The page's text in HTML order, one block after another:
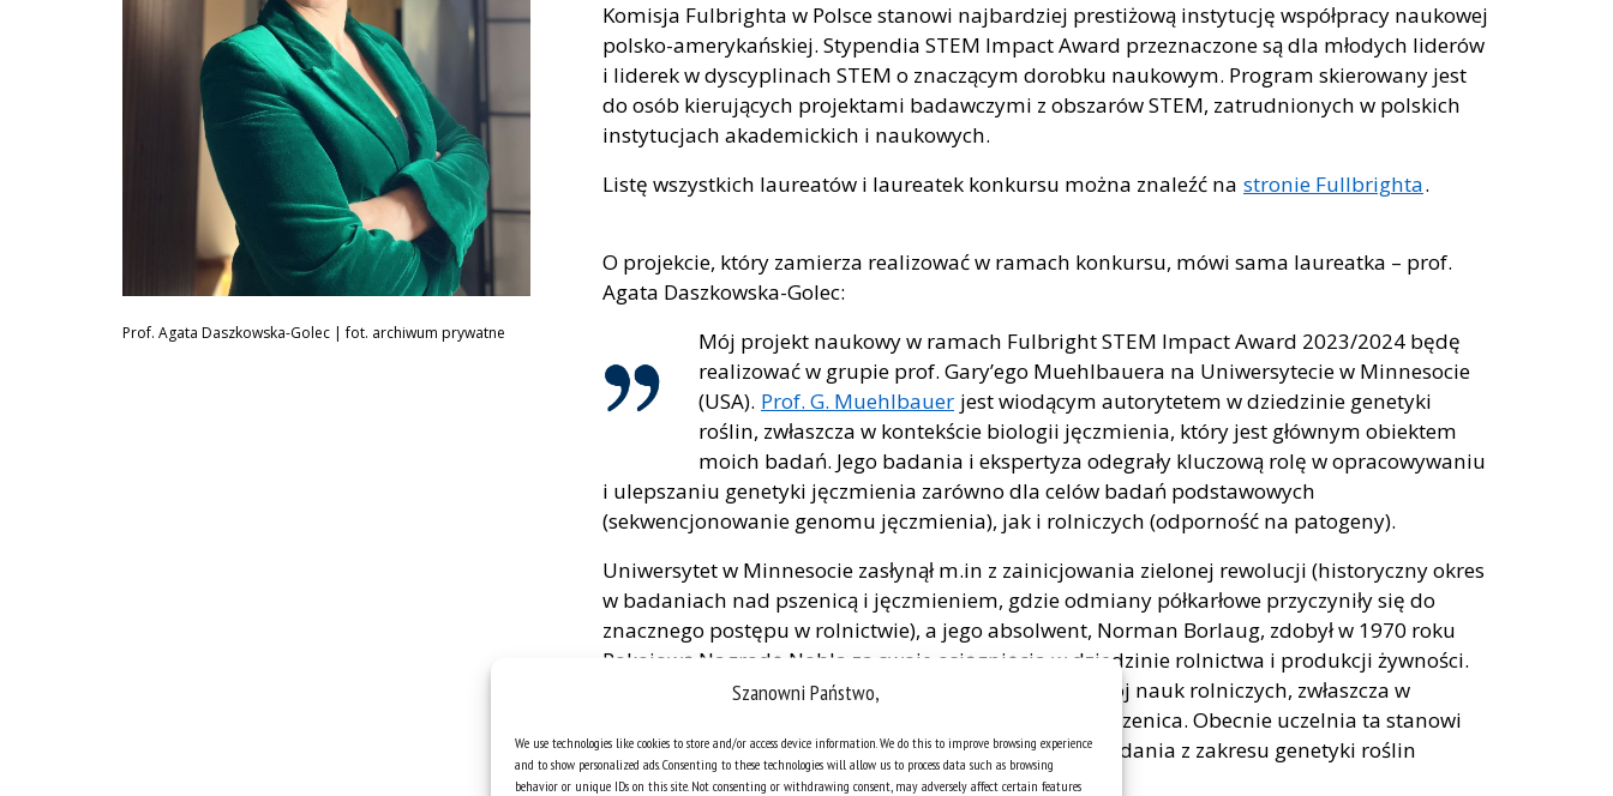
Szanowni Państwo,
We use technologies like cookies to store and/or access device information. We do this to improve browsing experience
and to show personalized ads. Consenting to these technologies will allow us to process data such as browsing
behavior or unique IDs on this site. Not consenting or withdrawing consent, may adversely affect certain features
Prof. Agata Daszkowska-Golec | fot. archiwum prywatne
Komisja Fulbrighta w Polsce stanowi najbardziej prestiżową instytucję współpracy naukowej
polsko-amerykańskiej. Stypendia STEM Impact Award przeznaczone są dla młodych liderów
i liderek w dyscyplinach STEM o znaczącym dorobku naukowym. Program skierowany jest
do osób kierujących projektami badawczymi z obszarów STEM, zatrudnionych w polskich
instytucjach akademickich i naukowych.
Listę wszystkich laureatów i laureatek konkursu można znaleźć na stronie Fullbrighta.
O projekcie, który zamierza realizować w ramach konkursu, mówi sama laureatka – prof.
Agata Daszkowska-Golec:
Mój projekt naukowy w ramach Fulbright STEM Impact Award 2023/2024 będę
realizować w grupie prof. Gary’ego Muehlbauera na Uniwersytecie w Minnesocie
(USA). Prof. G. Muehlbauer jest wiodącym autorytetem w dziedzinie genetyki
roślin, zwłaszcza w kontekście biologii jęczmienia, który jest głównym obiektem
moich badań. Jego badania i ekspertyza odegrały kluczową rolę w opracowywaniu
i ulepszaniu genetyki jęczmienia zarówno dla celów badań podstawowych
(sekwencjonowanie genomu jęczmienia), jak i rolniczych (odporność na patogeny).
Uniwersytet w Minnesocie zasłynął m.in z zainicjowania zielonej rewolucji (historyczny okres
w badaniach nad pszenicą i jęczmieniem, gdzie odmiany półkarłowe przyczyniły się do
znacznego postępu w rolnictwie), a jego absolwent, Norman Borlaug, zdobył w 1970 roku
Pokojową Nagrodę Nobla za swoje osiągnięcia w dziedzinie rolnictwa i produkcji żywności.
Uniwersytet w Minnesocie ma znaczący wkład w rozwój nauk rolniczych, zwłaszcza w
dziedzinie hodowli roślin zbożowych, jak jęczmień i pszenica. Obecnie uczelnia ta stanowi
najlepszy na świecie ośrodek, gdzie prowadzone są badania z zakresu genetyki roślin
uprawnych.